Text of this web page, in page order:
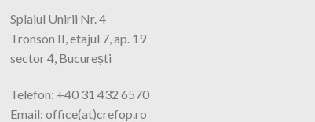
Splaiul Unirii Nr. 4
Tronson II, etajul 7, ap. 19
sector 4, București
Telefon: +40 31 432 6570
Email: office(at)crefop.ro